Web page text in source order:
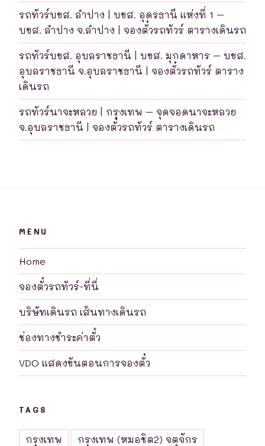
รถทัวร์บขส. ลำปาง | บขส. อุดรธานี แห่งที่ 1 –
บขส. ลำปาง จ.ลำปาง | จองตั๋วรถทัวร์ ตารางเดินรถ
รถทัวร์บขส. อุบลราชธานี | บขส. มุกดาหาร – บขส.
อุบลราชธานี จ.อุบลราชธานี | จองตั๋วรถทัวร์ ตาราง
เดินรถ
รถทัวร์นาจะหลวย | กรุงเทพ – จุดจอดนาจะหลวย
จ.อุบลราชธานี | จองตั๋วรถทัวร์ ตารางเดินรถ
MENU
Home
จองตั๋วรถทัวร์-ที่นี่
บริษัทเดินรถ เส้นทางเดินรถ
ช่องทางชำระค่าตั๋ว
VDO แสดงขันตอนการจองตั๋ว
TAGS
กรุงเทพ
กรุงเทพ (หมอชิต2) จตุจักร